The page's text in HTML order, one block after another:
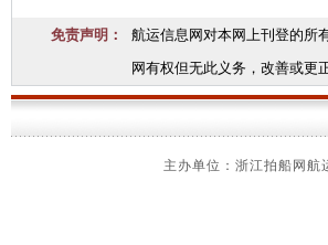
免责声明：
航运信息网对本网上刊登的所
网有权但无此义务，改善或更
主办单位：浙江拍船网